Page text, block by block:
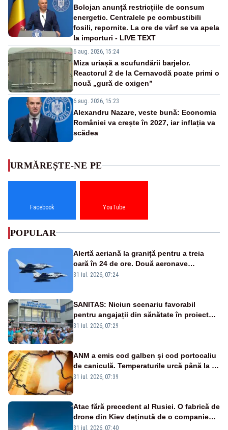
Bolojan anunță restricțiile de consum
energetic. Centralele pe combustibili
fosili, repornite. La ore de vârf se va apela
la importuri - LIVE TEXT
6 aug. 2026, 15:24
Miza uriașă a scufundării barjelor.
Reactorul 2 de la Cernavodă poate primi o
nouă „gură de oxigen”
6 aug. 2026, 15:23
Alexandru Nazare, veste bună: Economia
României va crește în 2027, iar inflația va
scădea
URMĂREȘTE-NE PE
Facebook YouTube
POPULAR
Alertă aeriană la graniță pentru a treia
oară în 24 de ore. Două aeronave
Eurofighter britanice au fost ridicate de la
31 iul. 2026, 07:24
SANITAS: Niciun scenariu favorabil
pentru angajații din sănătate în proiectul
Legii salarizării
31 iul. 2026, 07:29
ANM a emis cod galben și cod portocaliu
de caniculă. Temperaturile urcă până la 38
de grade, iar nopțile devin tropicale
31 iul. 2026, 07:39
Atac fără precedent al Rusiei. O fabrică de
drone din Kiev deținută de o companie
americană, distrusă de o rachetă
31 iul. 2026, 07:40